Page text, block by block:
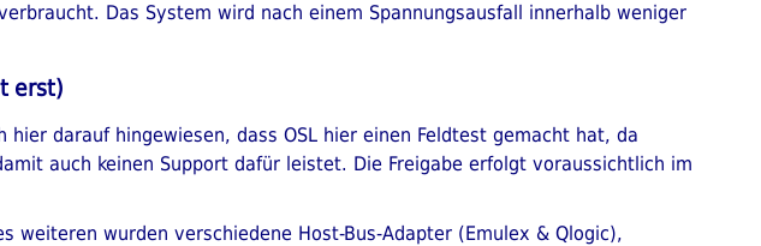
Das System wird nach einem Spannungsausfall innerhalb weniger
erst)
darauf hingewiesen, dass OSL hier einen Feldtest gemacht hat, da
auch keinen Support dafür leistet. Die Freigabe erfolgt voraussichtlich im
weiteren wurden verschiedene Host-Bus-Adapter (Emulex & Qlogic),